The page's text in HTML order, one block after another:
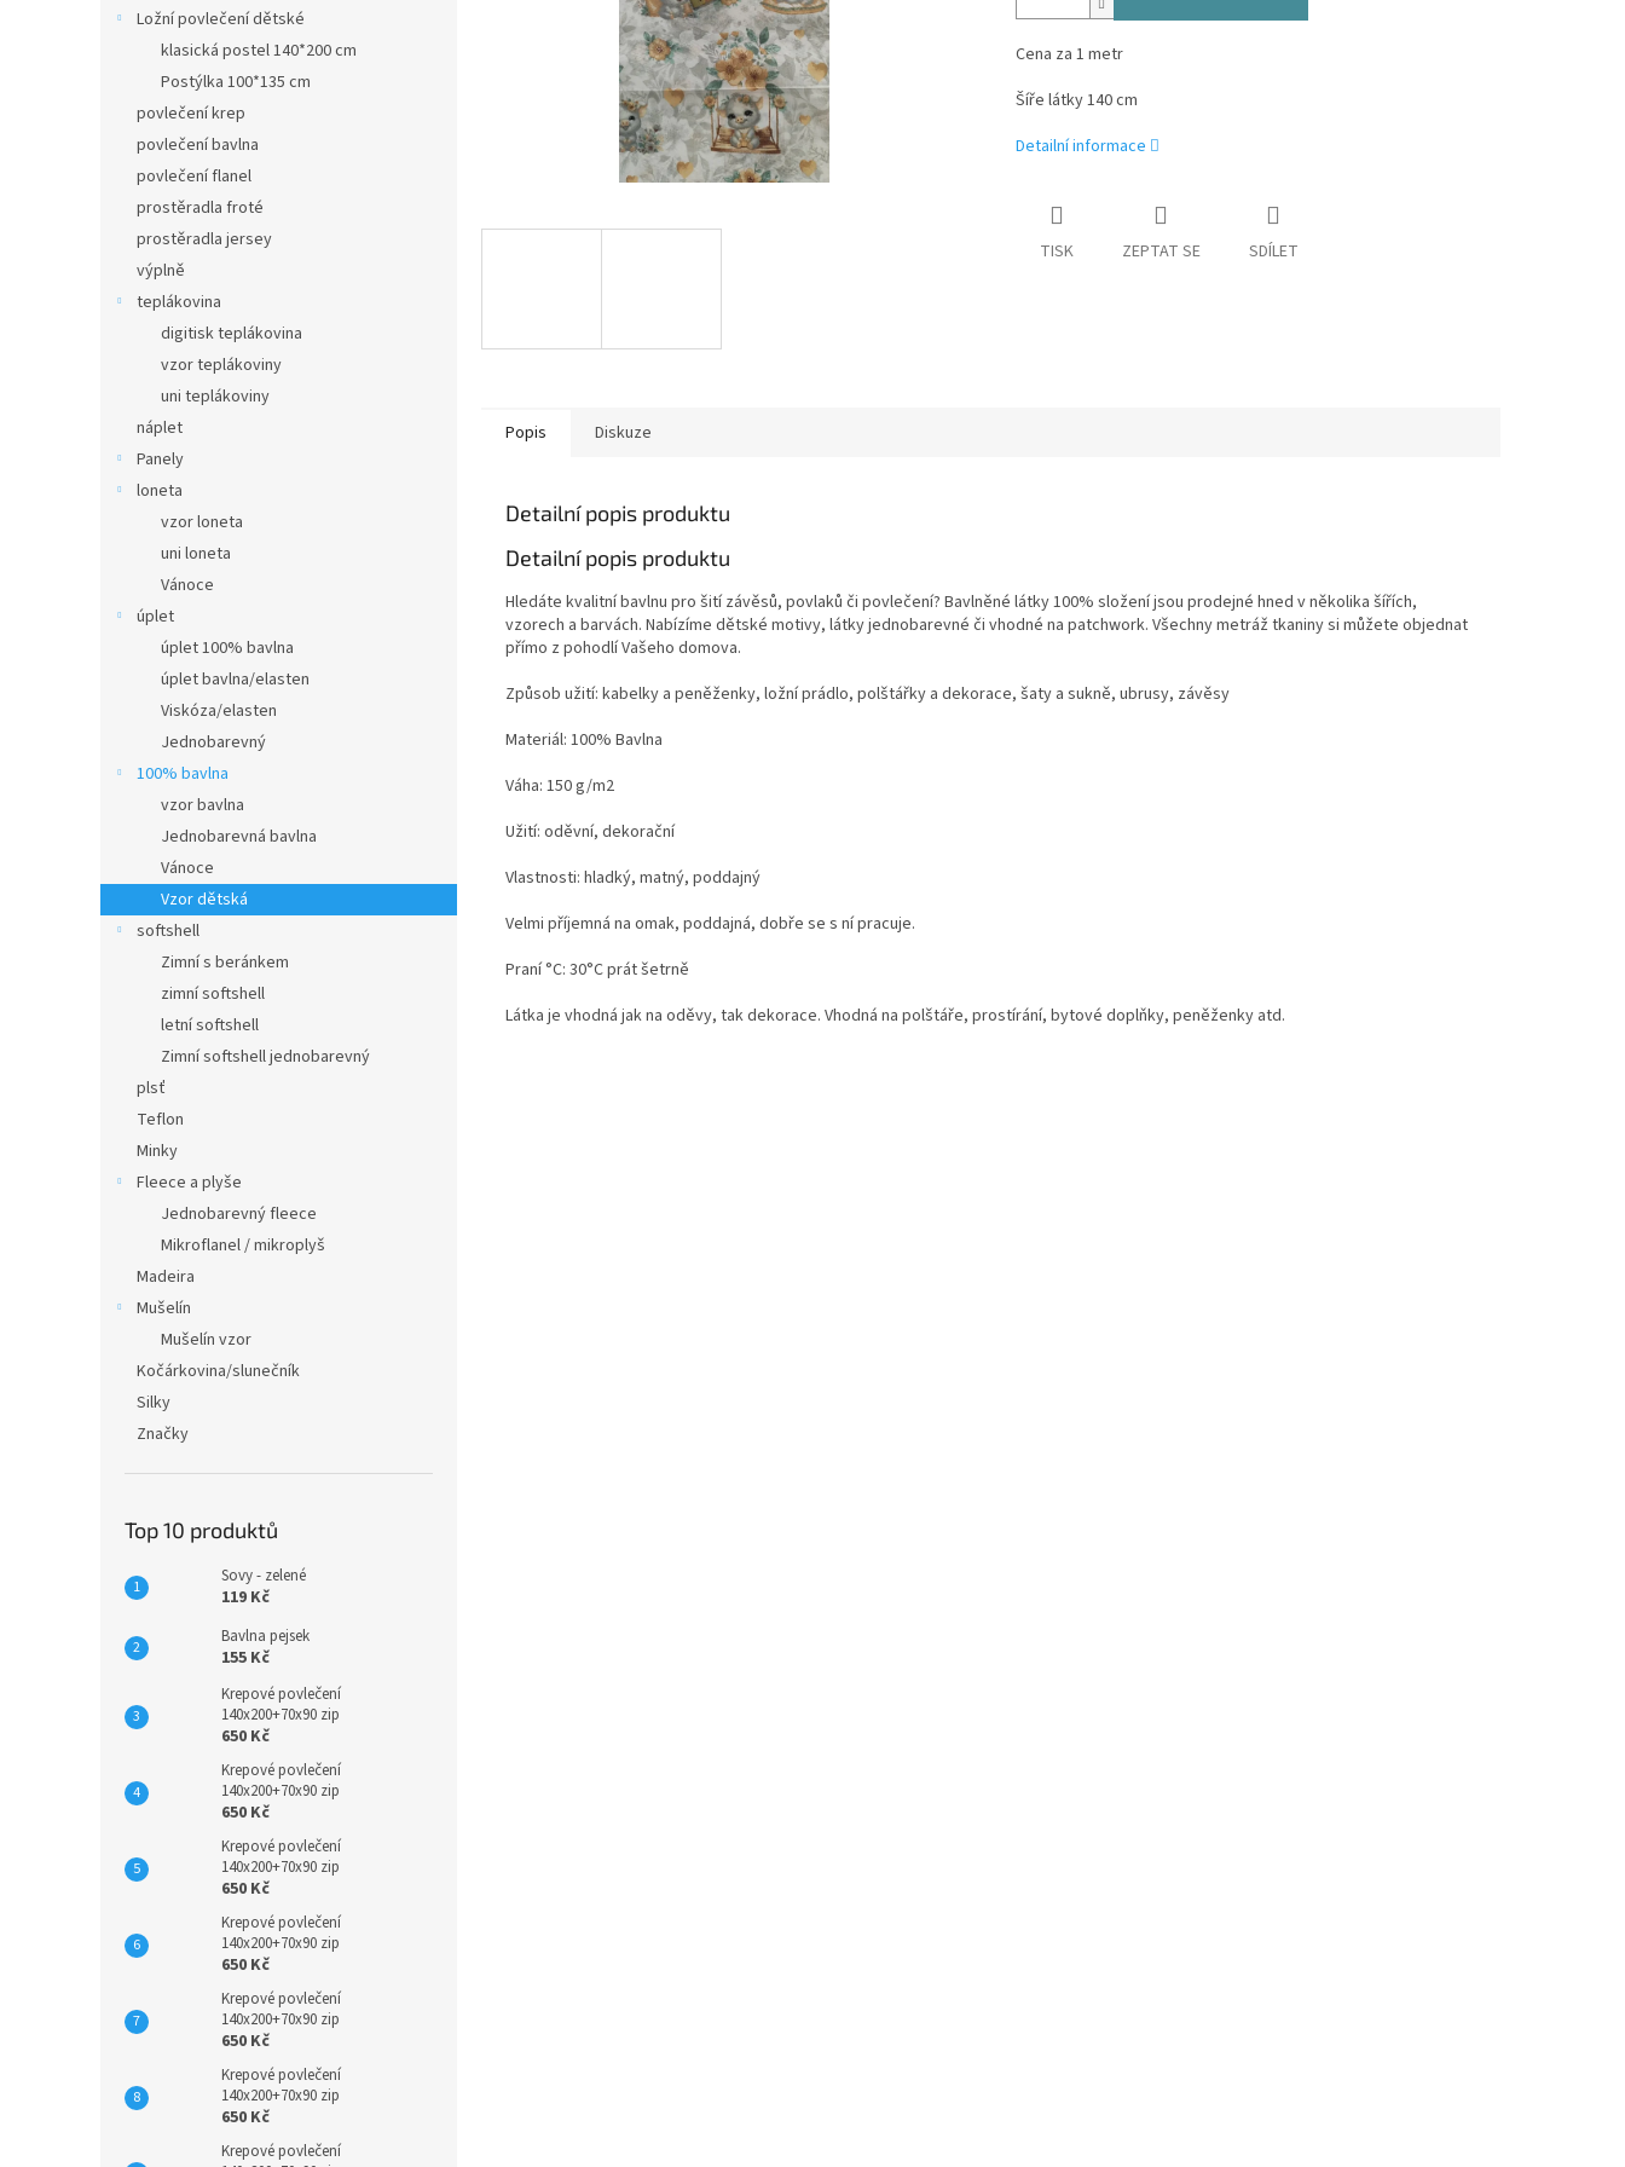
Ložní povlečení dětské
klasická postel 140*200 cm
Postýlka 100*135 cm
povlečení krep
povlečení bavlna
povlečení flanel
prostěradla froté
prostěradla jersey
výplně
teplákovina
digitisk teplákovina
vzor teplákoviny
uni teplákoviny
náplet
Panely
loneta
vzor loneta
uni loneta
Vánoce
úplet
úplet 100% bavlna
úplet bavlna/elasten
Viskóza/elasten
Jednobarevný
100% bavlna
vzor bavlna
Jednobarevná bavlna
Vánoce
Vzor dětská
softshell
Zimní s beránkem
zimní softshell
letní softshell
Zimní softshell jednobarevný
plsť
Teflon
Minky
Fleece a plyše
Jednobarevný fleece
Mikroflanel / mikroplyš
Madeira
Mušelín
Mušelín vzor
Kočárkovina/slunečník
Silky
Značky
Top 10 produktů
Sovy - zelené
119 Kč
Bavlna pejsek
155 Kč
Krepové povlečení
140x200+70x90 zip
650 Kč
Krepové povlečení
140x200+70x90 zip
650 Kč
Krepové povlečení
140x200+70x90 zip
650 Kč
Krepové povlečení
140x200+70x90 zip
650 Kč
Krepové povlečení
140x200+70x90 zip
650 Kč
Krepové povlečení
140x200+70x90 zip
650 Kč
Krepové povlečení
Cena za 1 metr
Šíře látky 140 cm
Detailní informace
TISK ZEPTAT SE SDÍLET
Popis Diskuze
Detailní popis produktu
Detailní popis produktu
Hledáte kvalitní bavlnu pro šití závěsů, povlaků či povlečení? Bavlněné látky 100% složení jsou prodejné hned v několika šířích,
vzorech a barvách. Nabízíme dětské motivy, látky jednobarevné či vhodné na patchwork. Všechny metráž tkaniny si můžete objednat
přímo z pohodlí Vašeho domova.
Způsob užití: kabelky a peněženky, ložní prádlo, polštářky a dekorace, šaty a sukně, ubrusy, závěsy
Materiál: 100% Bavlna
Váha: 150 g/m2
Užití: oděvní, dekorační
Vlastnosti: hladký, matný, poddajný
Velmi příjemná na omak, poddajná, dobře se s ní pracuje.
Praní °C: 30°C prát šetrně
Látka je vhodná jak na oděvy, tak dekorace. Vhodná na polštáře, prostírání, bytové doplňky, peněženky atd.